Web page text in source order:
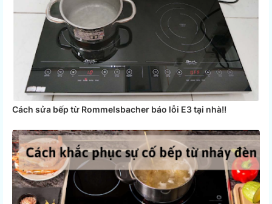
Cách sửa bếp từ Rommelsbacher báo lỗi E3 tại nhà!!